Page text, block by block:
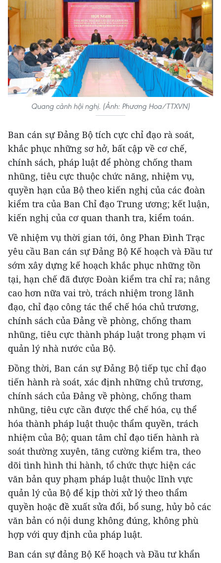
Quang cảnh hội nghị. (Ảnh: Phương Hoa/TTXVN)
Ban cán sự Đảng Bộ tích cực chỉ đạo rà soát,
khắc phục những sơ hở, bất cập về cơ chế,
chính sách, pháp luật để phòng chống tham
nhũng, tiêu cực thuộc chức năng, nhiệm vụ,
quyền hạn của Bộ theo kiến nghị của các đoàn
kiểm tra của Ban Chỉ đạo Trung ương; kết luận,
kiến nghị của cơ quan thanh tra, kiểm toán.
Về nhiệm vụ thời gian tới, ông Phan Đình Trạc
yêu cầu Ban cán sự Đảng Bộ Kế hoạch và Đầu tư
sớm xây dựng kế hoạch khắc phục những tồn
tại, hạn chế đã được Đoàn kiểm tra chỉ ra; nâng
cao hơn nữa vai trò, trách nhiệm trong lãnh
đạo, chỉ đạo công tác thể chế hóa chủ trương,
chính sách của Đảng về phòng, chống tham
nhũng, tiêu cực thành pháp luật trong phạm vi
quản lý nhà nước của Bộ.
Đồng thời, Ban cán sự Đảng Bộ tiếp tục chỉ đạo
tiến hành rà soát, xác định những chủ trương,
chính sách của Đảng về phòng, chống tham
nhũng, tiêu cực cần được thể chế hóa, cụ thể
hóa thành pháp luật thuộc thẩm quyền, trách
nhiệm của Bộ; quan tâm chỉ đạo tiến hành rà
soát thường xuyên, tăng cường kiểm tra, theo
dõi tình hình thi hành, tổ chức thực hiện các
văn bản quy phạm pháp luật thuộc lĩnh vực
quản lý của Bộ để kịp thời xử lý theo thẩm
quyền hoặc đề xuất sửa đổi, bổ sung, hủy bỏ các
văn bản có nội dung không đúng, không phù
hợp với quy định của pháp luật.
Ban cán sự đảng Bộ Kế hoạch và Đầu tư khẩn